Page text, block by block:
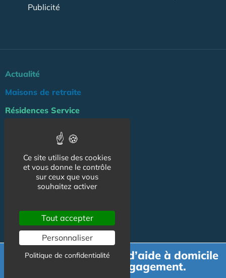
Publicité
Actualité
Maisons de retraite
Résidences Service
Services à la personne
Logement Senior
Bien-être
Professionnels
NOS AUTRES SITES :
Demande de devis d’aide à domicile
gratuit et sans engagement.
Ce site utilise des cookies
et vous donne le contrôle
sur ceux que vous
souhaitez activer
Tout accepter
Personnaliser
Politique de confidentialité